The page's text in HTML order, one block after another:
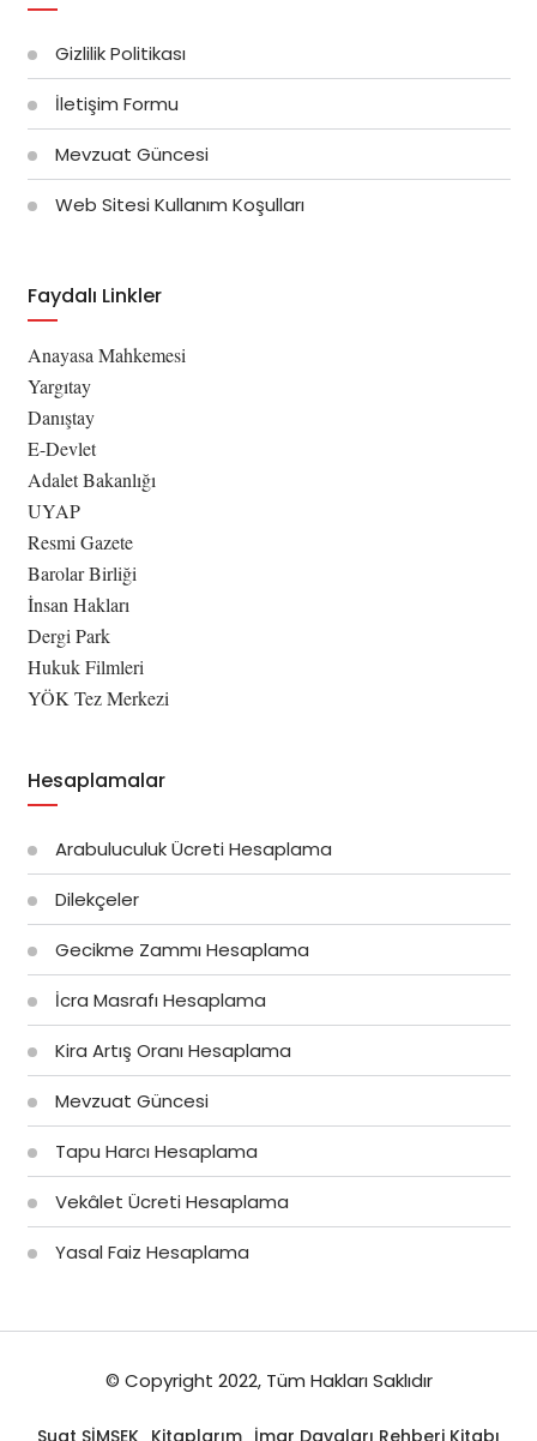
Gizlilik Politikası
İletişim Formu
Mevzuat Güncesi
Web Sitesi Kullanım Koşulları
Faydalı Linkler
Anayasa Mahkemesi
Yargıtay
Danıştay
E-Devlet
Adalet Bakanlığı
UYAP
Resmi Gazete
Barolar Birliği
İnsan Hakları
Dergi Park
Hukuk Filmleri
YÖK Tez Merkezi
Hesaplamalar
Arabuluculuk Ücreti Hesaplama
Dilekçeler
Gecikme Zammı Hesaplama
İcra Masrafı Hesaplama
Kira Artış Oranı Hesaplama
Mevzuat Güncesi
Tapu Harcı Hesaplama
Vekâlet Ücreti Hesaplama
Yasal Faiz Hesaplama
© Copyright 2022, Tüm Hakları Saklıdır
Suat ŞİMŞEK Kitaplarım İmar Davaları Rehberi Kitabı